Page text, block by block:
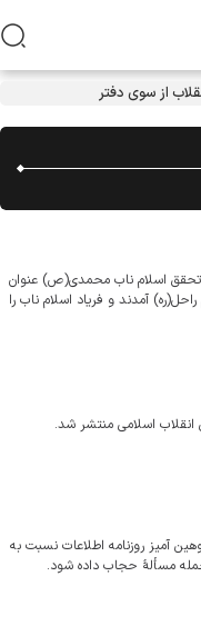
از سوی دفتر معظم‌له
تحقق اسلام ناب محمدی(ص) عنوان
آمدند و فریاد اسلام ناب را
اسلامی منتشر شد.
آمیز روزنامه اطلاعات نسبت به
مسألۀ حجاب داده شود.